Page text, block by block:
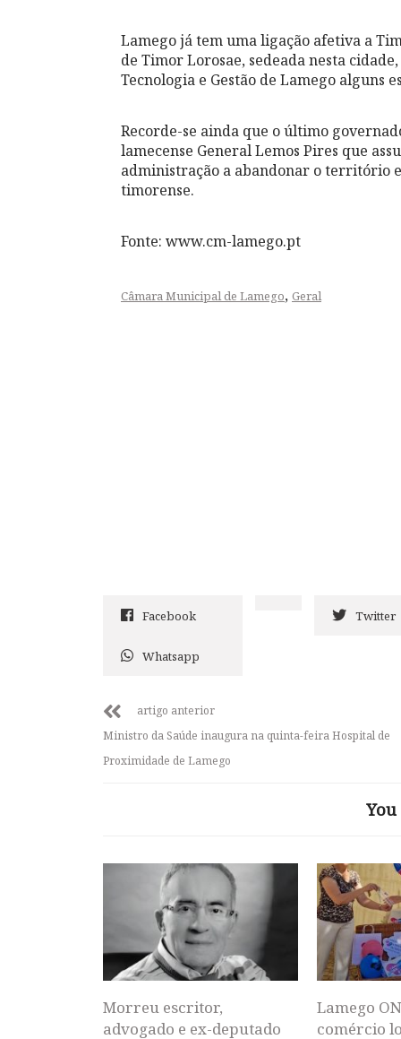
Lamego já tem uma ligação afetiva a
de Timor Lorosae, sedeada nesta
Tecnologia e Gestão de Lamego alguns
Recorde-se ainda que o último
lamecense General Lemos Pires que
administração a abandonar o território
timorense.
Fonte: www.cm-lamego.pt
Câmara Municipal de Lamego, Geral
Facebook Twitter
Whatsapp
artigo anterior
Ministro da Saúde inaugura na quinta-feira Hospital de
Proximidade de Lamego
Morreu escritor,
advogado e ex-deputado
Lamego
comércio